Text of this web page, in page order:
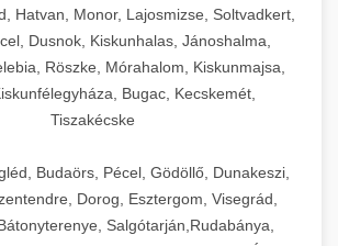
Hatvan, Monor, Lajosmizse, Soltvadkert,
Dusnok, Kiskunhalas, Jánoshalma,
Röszke, Mórahalom, Kiskunmajsa,
Bugac, Kecskemét,
Tiszakécske
Budaörs, Pécel, Gödöllő, Dunakeszi,
Dorog, Esztergom, Visegrád,
Salgótarján,Rudabánya,